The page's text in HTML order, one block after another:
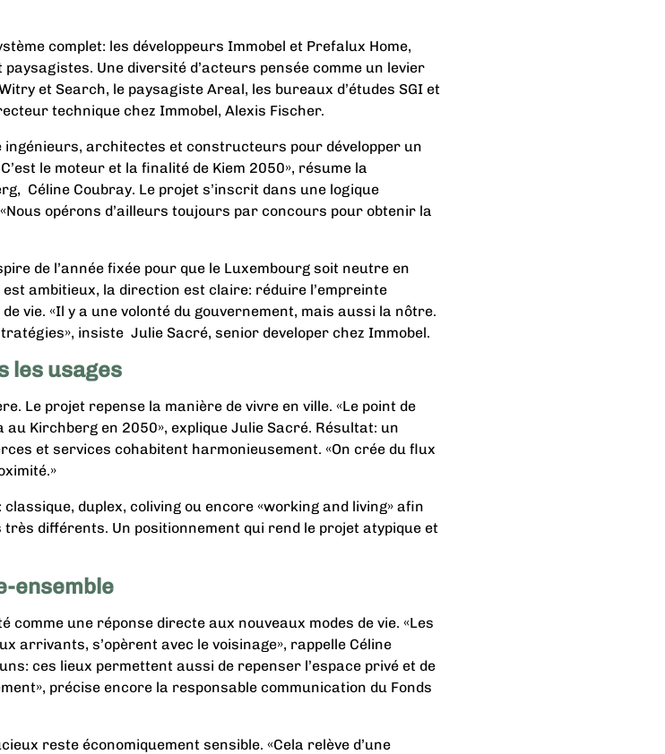
complet: les développeurs Immobel et Prefalux Home,
Une diversité d’acteurs pensée comme un levier
et Search, le paysagiste Areal, les bureaux d’études SGI et
technique chez Immobel, Alexis Fischer.
ingénieurs, architectes et constructeurs pour développer un
le moteur et la finalité de Kiem 2050», résume la
Céline Coubray. Le projet s’inscrit dans une logique
opérons d’ailleurs toujours par concours pour obtenir la
de l’année fixée pour que le Luxembourg soit neutre en
est ambitieux, la direction est claire: réduire l’empreinte
vie. «Il y a une volonté du gouvernement, mais aussi la nôtre.
insiste Julie Sacré, senior developer chez Immobel.
les usages
Le projet repense la manière de vivre en ville. «Le point de
Kirchberg en 2050», explique Julie Sacré. Résultat: un
et services cohabitent harmonieusement. «On crée du flux
duplex, coliving ou encore «working and living» afin
différents. Un positionnement qui rend le projet atypique et
ensemble
une réponse directe aux nouveaux modes de vie. «Les
arrivants, s’opèrent avec le voisinage», rappelle Céline
ces lieux permettent aussi de repenser l’espace privé et de
précise encore la responsable communication du Fonds
reste économiquement sensible. «Cela relève d’une